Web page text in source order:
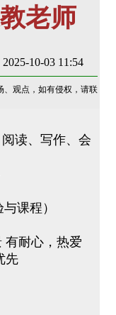
老师
10-03 11:54
、观点，如有侵权，请联
读、写作、会
课程）
有耐心，热爱
先